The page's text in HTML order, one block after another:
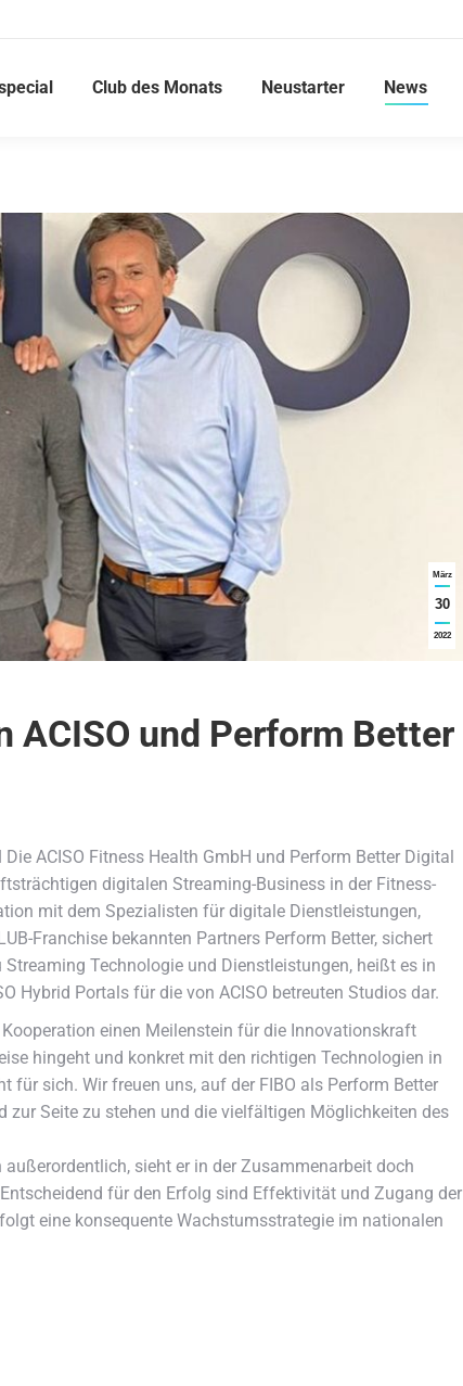
Club des Monats Neustarter News
März
30
2022
ACISO und Perform Better
ǀ Die ACISO Fitness Health GmbH und Perform Better Digital
digitalen Streaming-Business in der Fitness-
mit dem Spezialisten für digitale Dienstleistungen,
Franchise bekannten Partners Perform Better, sichert
Technologie und Dienstleistungen, heißt es in
Hybrid Portals für die von ACISO betreuten Studios dar.
einen Meilenstein für die Innovationskraft
hingeht und konkret mit den richtigen Technologien in
sich. Wir freuen uns, auf der FIBO als Perform Better
Seite zu stehen und die vielfältigen Möglichkeiten des
sieht er in der Zusammenarbeit doch
für den Erfolg sind Effektivität und Zugang der
eine konsequente Wachstumsstrategie im nationalen